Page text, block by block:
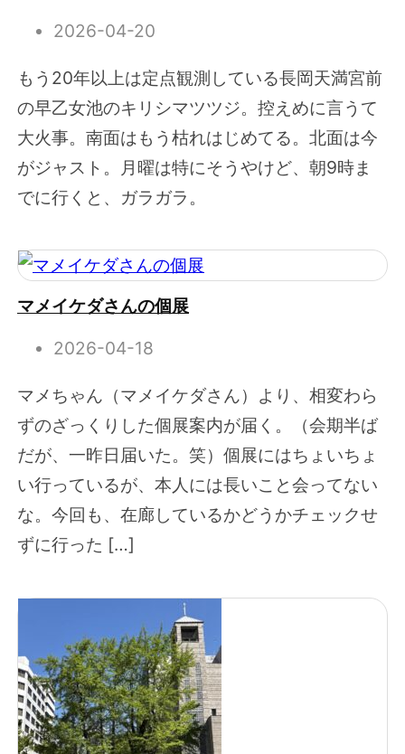
2026-04-20
もう20年以上は定点観測している長岡天満宮前
の早乙女池のキリシマツツジ。控えめに言うて
大火事。南面はもう枯れはじめてる。北面は今
がジャスト。月曜は特にそうやけど、朝9時ま
でに行くと、ガラガラ。
マメイケダさんの個展
2026-04-18
マメちゃん（マメイケダさん）より、相変わら
ずのざっくりした個展案内が届く。（会期半ば
だが、一昨日届いた。笑）個展にはちょいちょ
い行っているが、本人には長いこと会ってない
な。今回も、在廊しているかどうかチェックせ
ずに行った […]